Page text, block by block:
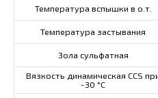
Температура вспышки в о.т.
Температура застывания
Зола сульфатная
Вязкость динамическая CCS
-30 °С